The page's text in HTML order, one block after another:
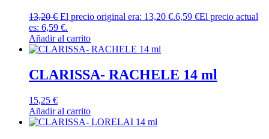
13,20€ El precio original era: 13,20 €.6,59 €El precio actual
es: 6,59 €.
Añadir al carrito
CLARISSA- RACHELE 14 ml
15,25 €
Añadir al carrito